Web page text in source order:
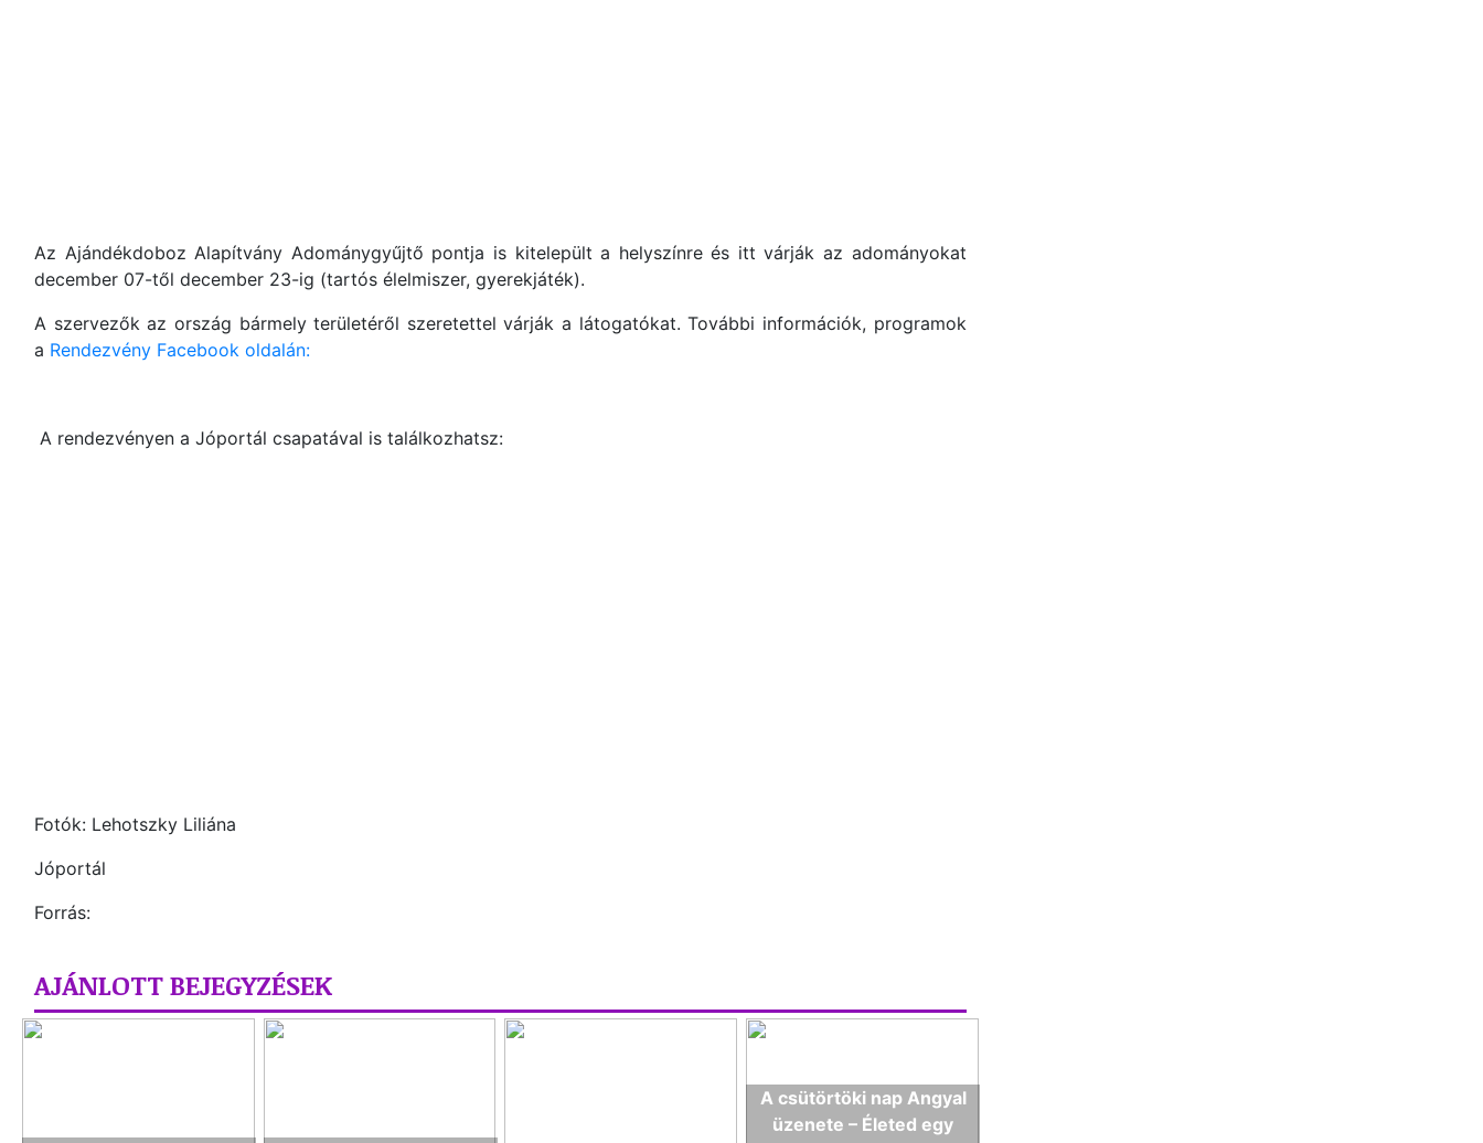
Az Ajándékdoboz Alapítvány Adománygyűjtő pontja is kitelepült a helyszínre és itt várják az adományokat
december 07-től december 23-ig (tartós élelmiszer, gyerekjáték).
A szervezők az ország bármely területéről szeretettel várják a látogatókat. További információk, programok
a Rendezvény Facebook oldalán:
A rendezvényen a Jóportál csapatával is találkozhatsz:
Fotók: Lehotszky Liliána
Jóportál
Forrás:
AJÁNLOTT BEJEGYZÉSEK
A csütörtöki nap Angyal
üzenete – Életed egy